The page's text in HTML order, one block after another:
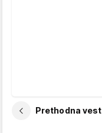
Prethodna vest